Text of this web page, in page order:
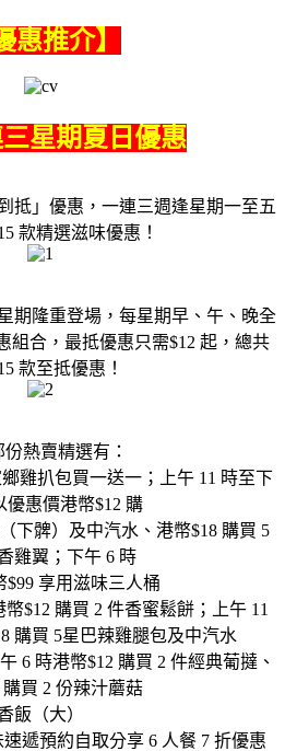
惠推介】
星期夏日優惠
抵」優惠，一連三週逢星期一至五
款精選滋味優惠！
期隆重登場，每星期早、午、晚全
組合，最抵優惠只需$12 起，總共
款至抵優惠！
熱賣精選有：
雞扒包買一送一；上午 11 時至下
優惠價港幣$12 購
下髀）及中汽水、港幣$18 購買 5
雞翼；下午 6 時
$99 享用滋味三人桶
$12 購買 2 件香蜜鬆餅；上午 11
購買 5星巴辣雞腿包及中汽水
6 時港幣$12 購買 2 件經典葡撻、
購買 2 份辣汁蘑菇
飯（大）
遞預約自取分享 6 人餐 7 折優惠